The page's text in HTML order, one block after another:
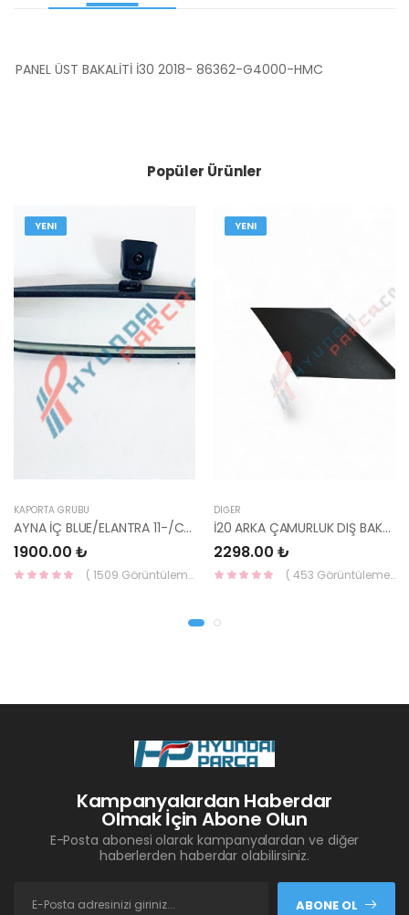
PANEL ÜST BAKALİTİ İ30 2018- 86362-G4000-HMC
Popüler Ürünler
YENI
KAPORTA GRUBU
AYNA İÇ BLUE/ELANTRA 11-/CEED 10-/RİO 12-/SPORTAGE 11- 85101-3X100-HMC
1900.00 ₺
( 1509 Görüntüleme )
YENI
DIĞER
İ20 ARKA ÇAMURLUK DIŞ BAKALİTİ SOL 2015- ( PARLAK SİYAH ) 87360-C8000-YS
2298.00 ₺
( 453 Görüntüleme )
Kampanyalardan Haberdar
Olmak İçin Abone Olun
E-Posta abonesi olarak kampanyalardan ve diğer
haberlerden haberdar olabilirsiniz.
ABONE OL